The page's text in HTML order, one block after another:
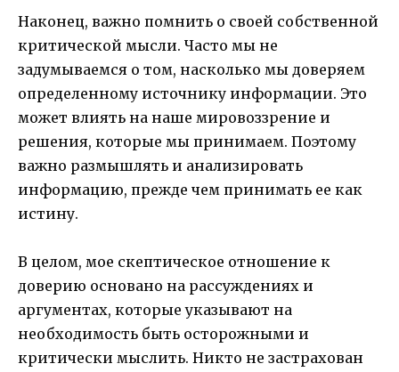
Наконец, важно помнить о своей собственной
критической мысли. Часто мы не
задумываемся о том, насколько мы доверяем
определенному источнику информации. Это
может влиять на наше мировоззрение и
решения, которые мы принимаем. Поэтому
важно размышлять и анализировать
информацию, прежде чем принимать ее как
истину.
В целом, мое скептическое отношение к
доверию основано на рассуждениях и
аргументах, которые указывают на
необходимость быть осторожными и
критически мыслить. Никто не застрахован